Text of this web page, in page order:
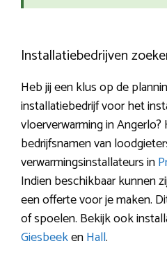
Installatiebedrijven
Heb jij een klus op de
installatiebedrijf voor het
vloerverwarming in
bedrijfsnamen van
verwarmingsinstallateurs in
Indien beschikbaar kunnen
een offerte voor je maken.
of spoelen. Bekijk ook
GiesbeekenHall.